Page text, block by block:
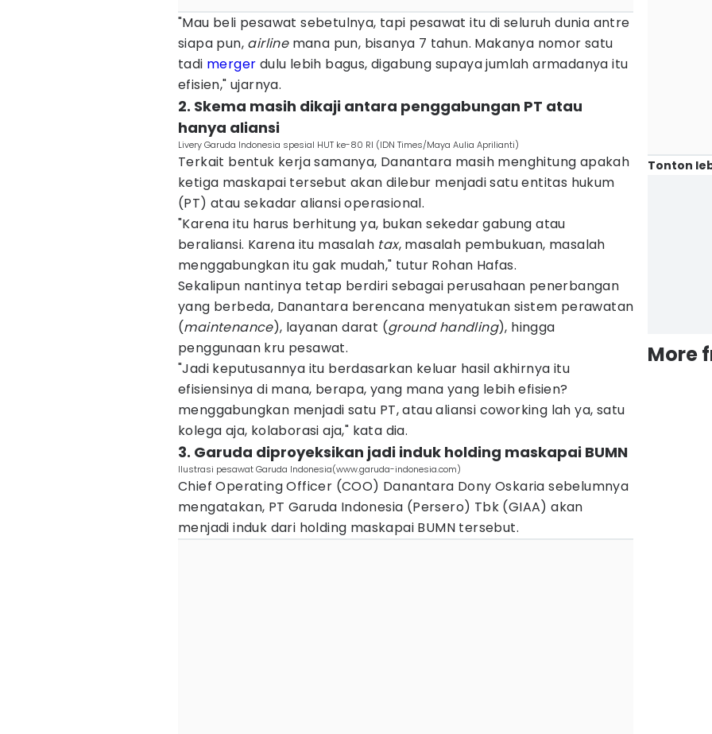
"Mau beli pesawat sebetulnya, tapi pesawat itu di seluruh dunia antre
siapa pun, airlinemana pun, bisanya 7 tahun. Makanya nomor satu
tadi merger dulu lebih bagus, digabung supaya jumlah armadanya itu
efisien," ujarnya.
2. Skema masih dikaji antara penggabungan PT atau
hanya aliansi
Livery Garuda Indonesia spesial HUT ke-80 RI (IDN Times/Maya Aulia Aprilianti)
Terkait bentuk kerja samanya, Danantara masih menghitung apakah
ketiga maskapai tersebut akan dilebur menjadi satu entitas hukum
(PT) atau sekadar aliansi operasional.
"Karena itu harus berhitung ya, bukan sekedar gabung atau
beraliansi. Karena itu masalah tax, masalah pembukuan, masalah
menggabungkan itu gak mudah," tutur Rohan Hafas.
Sekalipun nantinya tetap berdiri sebagai perusahaan penerbangan
yang berbeda, Danantara berencana menyatukan sistem perawatan
(maintenance), layanan darat (ground handling), hingga
penggunaan kru pesawat.
"Jadi keputusannya itu berdasarkan keluar hasil akhirnya itu
efisiensinya di mana, berapa, yang mana yang lebih efisien?
menggabungkan menjadi satu PT, atau aliansi coworking lah ya, satu
kolega aja, kolaborasi aja," kata dia.
3. Garuda diproyeksikan jadi induk holding maskapai BUMN
Ilustrasi pesawat Garuda Indonesia(www.garuda-indonesia.com)
Chief Operating Officer (COO) Danantara Dony Oskaria sebelumnya
mengatakan, PT Garuda Indonesia (Persero) Tbk (GIAA) akan
menjadi induk dari holding maskapai BUMN tersebut.
Tonton
More